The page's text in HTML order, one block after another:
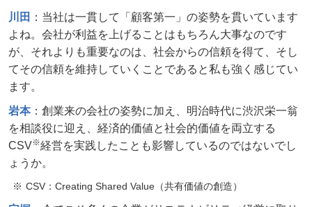
川田 ：当社は一貫して「顧客第一」の姿勢を貫いています
よね。会社が利益を上げることはもちろん大事なのです
が、それよりも重要なのは、社会からの信頼を得て、そし
てその信頼を維持していくことであると私も強く感じてい
ます。
岩本：創業来の会社の姿勢に加え、明治時代に渋沢栄一翁
を相談役に迎え、経済的価値と社会的価値を両立する
CSV※経営を実践したことも影響しているのではないでし
ょうか。
CSV：Creating Shared Value（共有価値の創造）